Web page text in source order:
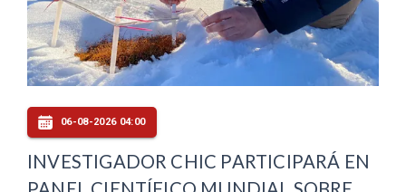
06-08-2026 04:00
INVESTIGADOR CHIC PARTICIPARÁ EN